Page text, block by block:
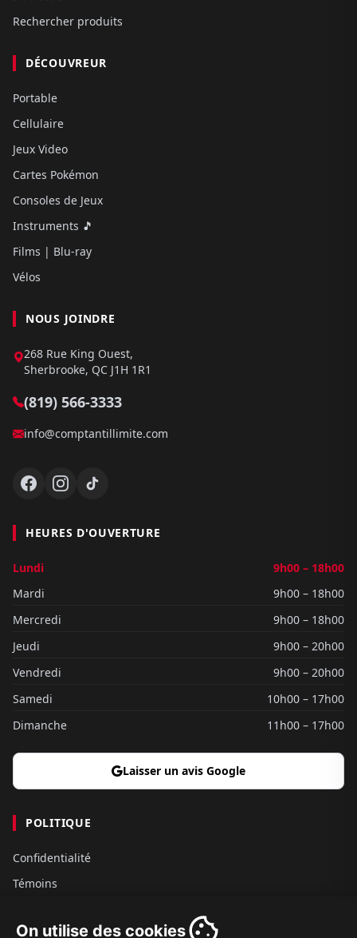
On utilise des cookies
Rechercher produits
DÉCOUVREUR
Portable
Cellulaire
Jeux Video
Cartes Pokémon
Consoles de Jeux
Instruments 🎵
Films | Blu-ray
Vélos
NOUS JOINDRE
268 Rue King Ouest,
Sherbrooke, QC J1H 1R1
(819) 566-3333
info@comptantillimite.com
HEURES D'OUVERTURE
Lundi
9h00 – 18h00
Mardi
9h00 – 18h00
Mercredi
9h00 – 18h00
Jeudi
9h00 – 20h00
Vendredi
9h00 – 20h00
Samedi
10h00 – 17h00
Dimanche
11h00 – 17h00
Laisser un avis Google
POLITIQUE
Confidentialité
Témoins
Conditions